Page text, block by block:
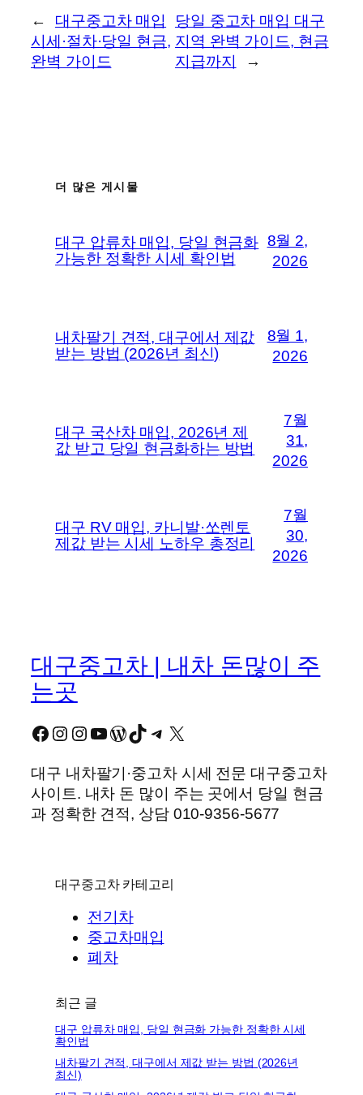
←
대구중고차 매입
시세·절차·당일 현금,
완벽 가이드
당일 중고차 매입 대구
지역 완벽 가이드, 현금
지급까지
→
더 많은 게시물
대구 압류차 매입, 당일 현금화
가능한 정확한 시세 확인법
8월 2,
2026
내차팔기 견적, 대구에서 제값
받는 방법 (2026년 최신)
8월 1,
2026
대구 국산차 매입, 2026년 제
값 받고 당일 현금화하는 방법
7월
31,
2026
대구 RV 매입, 카니발·쏘렌토
제값 받는 시세 노하우 총정리
7월
30,
2026
대구중고차 | 내차 돈많이 주
는곳
Facebook Instagram Instagram YouTube 워드프레스TikTok Telegram X
대구 내차팔기·중고차 시세 전문 대구중고차
사이트. 내차 돈 많이 주는 곳에서 당일 현금
과 정확한 견적, 상담 010-9356-5677
대구중고차 카테고리
전기차
중고차매입
폐차
최근 글
대구 압류차 매입, 당일 현금화 가능한 정확한 시세
확인법
내차팔기 견적, 대구에서 제값 받는 방법 (2026년
최신)